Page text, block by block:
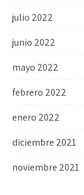
julio 2022
junio 2022
mayo 2022
febrero 2022
enero 2022
diciembre 2021
noviembre 2021